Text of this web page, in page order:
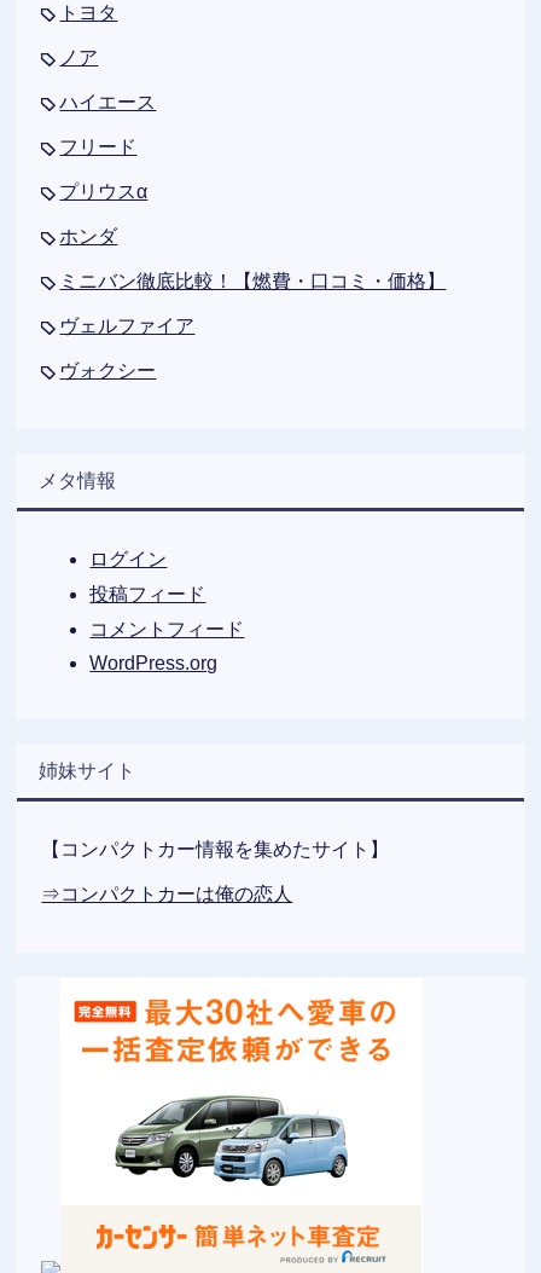
トヨタ
ノア
ハイエース
フリード
プリウスα
ホンダ
ミニバン徹底比較！【燃費・口コミ・価格】
ヴェルファイア
ヴォクシー
メタ情報
ログイン
投稿フィード
コメントフィード
WordPress.org
姉妹サイト
【コンパクトカー情報を集めたサイト】
⇒コンパクトカーは俺の恋人